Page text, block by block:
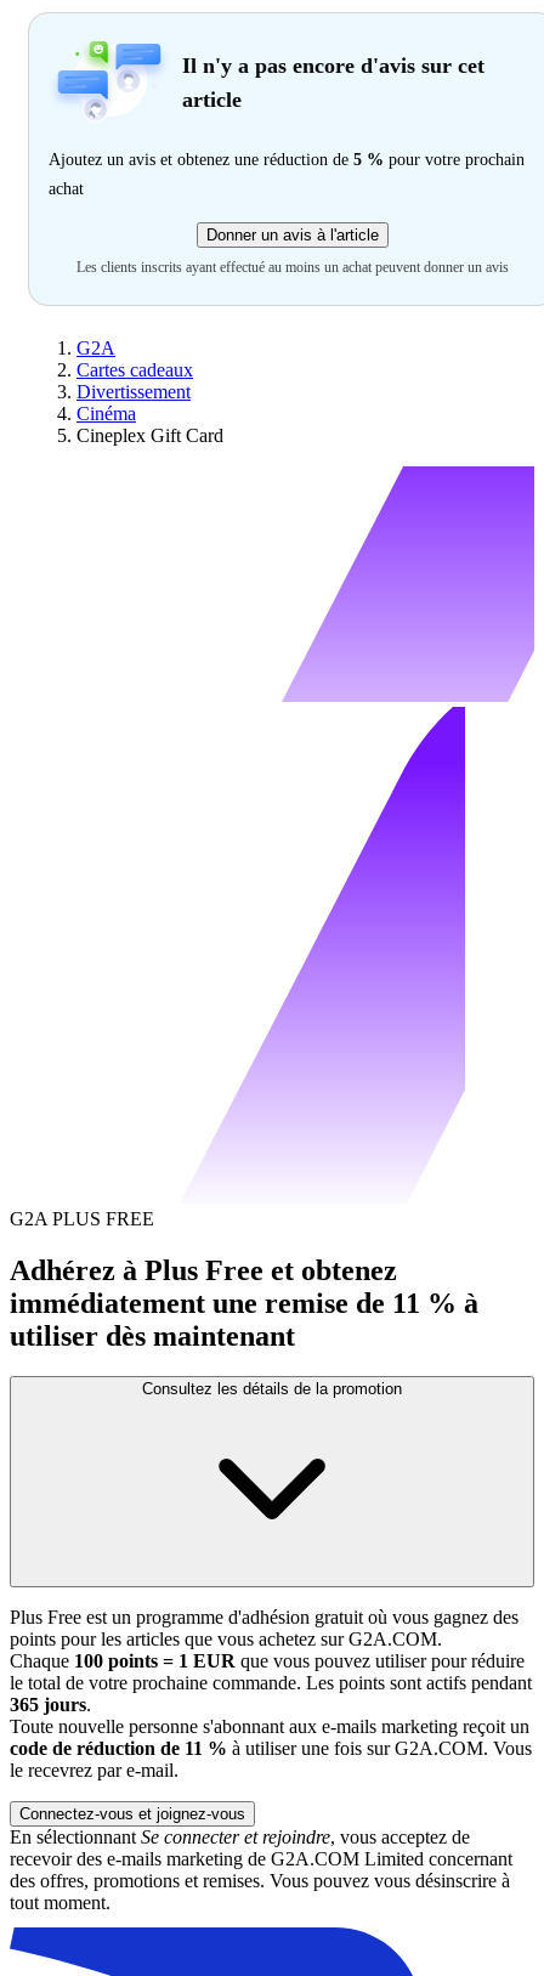
Il n'y a pas encore d'avis sur cet
article
Ajoutez un avis et obtenez une réduction de 5 % pour votre prochain
achat
Donner un avis à l'article
Les clients inscrits ayant effectué au moins un achat peuvent donner un avis
G2A
Cartes cadeaux
Divertissement
Cinéma
Cineplex Gift Card
G2A PLUS FREE
Adhérez à Plus Free et obtenez
immédiatement une remise de 11 % à
utiliser dès maintenant
Consultez les détails de la promotion
Plus Free est un programme d'adhésion gratuit où vous gagnez des
points pour les articles que vous achetez sur G2A.COM.
Chaque 100 points = 1 EUR que vous pouvez utiliser pour réduire
le total de votre prochaine commande. Les points sont actifs pendant
365 jours.
Toute nouvelle personne s'abonnant aux e-mails marketing reçoit un
code de réduction de 11 % à utiliser une fois sur G2A.COM. Vous
le recevrez par e-mail.
Connectez-vous et joignez-vous
En sélectionnantSe connecter et rejoindre, vous acceptez de
recevoir des e-mails marketing de G2A.COM Limited concernant
des offres, promotions et remises. Vous pouvez vous désinscrire à
tout moment.